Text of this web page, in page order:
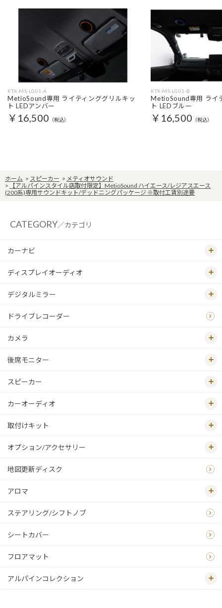
KTX-MS-LG01-A
MetioSound専用 ライティンググリルキッ
ト LEDアンバー
￥16,500 （税込）
KTX-MS-LG01-B
MetioSound専用 ライ
ト LEDブルー
￥16,500 （税込）
ホーム > スピーカー > メティオサウンド
>
【アルパインスタイル店取付限定】MetioSound ハイエース/レジアスエース
(200系)専用サウンドキット/デッドニングパッケージ ※取付工賃別途要
CATEGORY／カテゴリ
カーナビ
ディスプレイオーディオ
デジタルミラー
ドライブレコーダー
カメラ
後席モニター
スピーカー
カーオーディオ
取付けキット
オプション/アクセサリー
地図更新ディスク
アロマ
ステアリング/シフトノブ
シートカバー
フロアマット
アルパインコレクション